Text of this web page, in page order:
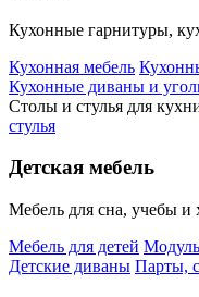
Кухонные гарнитуры,
Кухонная мебель
Кухонные диваны и
Столы и стулья для
стулья
Детская мебель
Мебель для сна, учебы и
Мебель для детей
Детские диваны Парты,